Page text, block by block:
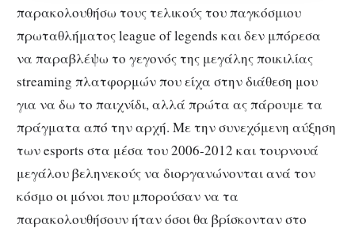
παρακολουθήσω τους τελικούς του παγκόσμιου
πρωταθλήματος league of legends και δεν μπόρεσα
να παραβλέψω το γεγονός της μεγάλης ποικιλίας
streaming πλατφορμών που είχα στην διάθεση μου
για να δω το παιχνίδι, αλλά πρώτα ας πάρουμε τα
πράγματα από την αρχή. Με την συνεχόμενη αύξηση
των esports στα μέσα του 2006-2012 και τουρνουά
μεγάλου βεληνεκούς να διοργανώνονται ανά τον
κόσμο οι μόνοι που μπορούσαν να τα
παρακολουθήσουν ήταν όσοι θα βρίσκονταν στο